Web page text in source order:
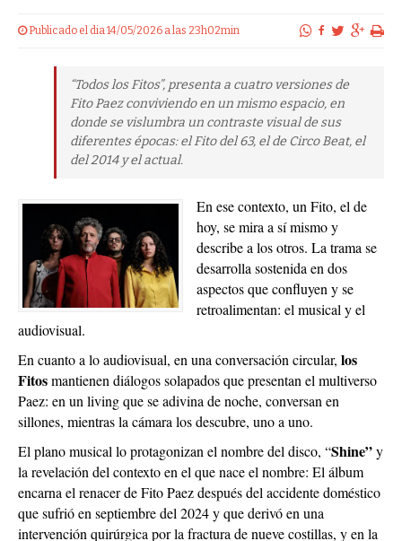
Publicado el dia 14/05/2026 a las 23h02min
“Todos los Fitos”, presenta a cuatro versiones de
Fito Paez conviviendo en un mismo espacio, en
donde se vislumbra un contraste visual de sus
diferentes épocas: el Fito del 63, el de Circo Beat, el
del 2014 y el actual.
En ese contexto, un Fito, el de
hoy, se mira a sí mismo y
describe a los otros. La trama se
desarrolla sostenida en dos
aspectos que confluyen y se
retroalimentan: el musical y el
audiovisual.
En cuanto a lo audiovisual, en una conversación circular, los
Fitosmantienen diálogos solapados que presentan el multiverso
Paez: en un living que se adivina de noche, conversan en
sillones, mientras la cámara los descubre, uno a uno.
El plano musical lo protagonizan el nombre del disco, “Shine”y
la revelación del contexto en el que nace el nombre: El álbum
encarna el renacer de Fito Paez después del accidente doméstico
que sufrió en septiembre del 2024 y que derivó en una
intervención quirúrgica por la fractura de nueve costillas, y en la